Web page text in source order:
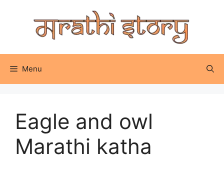
Menu
Eagle and owl
Marathi katha